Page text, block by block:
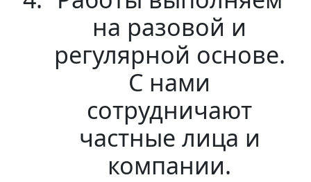
на разовой и
регулярной основе.
С нами
сотрудничают
частные лица и
компании.